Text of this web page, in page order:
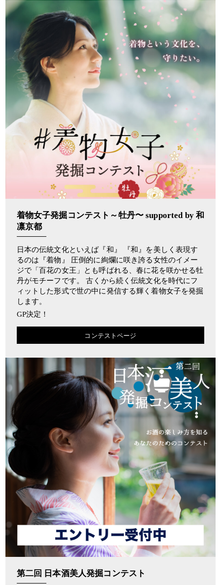
着物女子発掘コンテスト～牡丹〜 supported by 和
凛京都
日本の伝統文化といえば『和』 『和』を美しく表現す
るのは『着物』 圧倒的に絢爛に咲き誇る女性のイメー
ジで「百花の女王」とも呼ばれる、春に花を咲かせる牡
丹がモチーフです。 古くから続く伝統文化を時代にフ
ィットした形式で世の中に発信する輝く着物女子を発掘
します。
GP決定！
コンテストページ
第二回 日本酒美人発掘コンテスト